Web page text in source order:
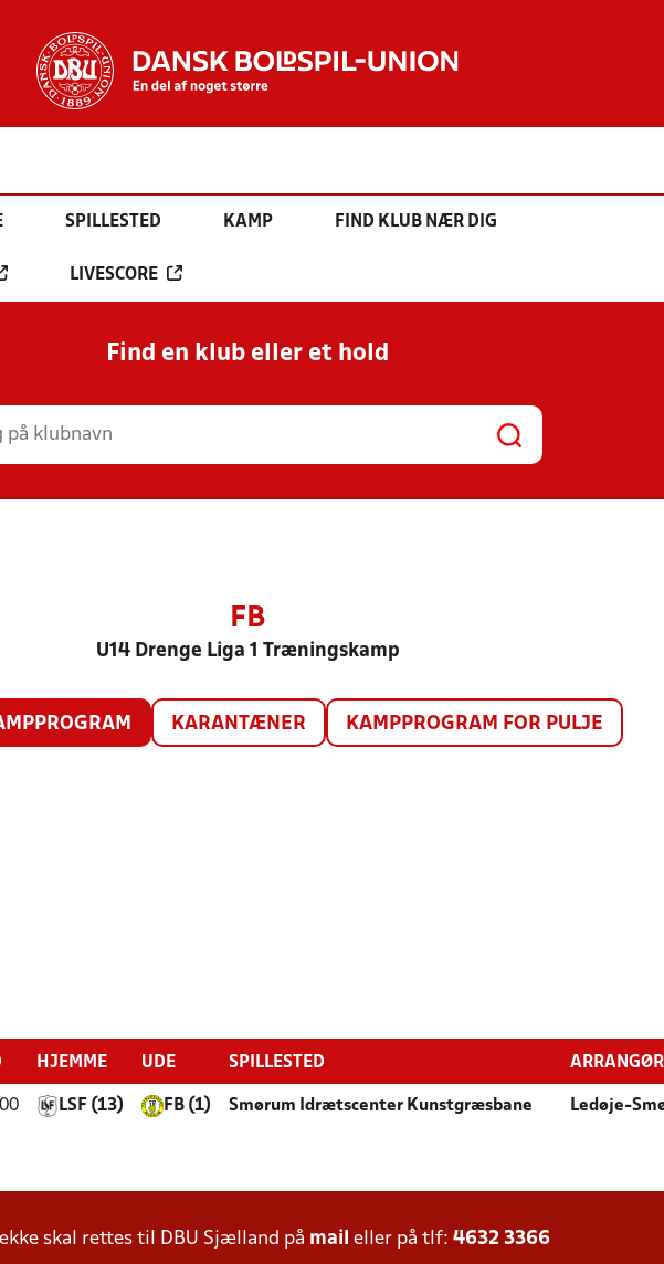
SPILLESTED KAMP FIND KLUB NÆR DIG
LIVESCORE
Find en klub eller et hold
FB
U14 Drenge Liga 1 Træningskamp
KARANTÆNER KAMPPROGRAM FOR PULJE
HJEMME UDE SPILLESTED ARRANGØR
LSF (13) FB (1) Smørum Idrætscenter Kunstgræsbane Ledøje-
skal rettes til DBU Sjælland på mail eller på tlf: 4632 3366